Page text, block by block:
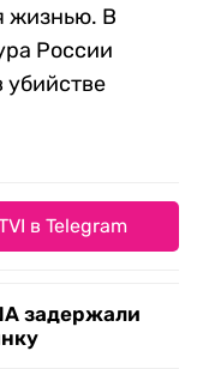
жизнью. В
России
убийстве
в Telegram
задержали